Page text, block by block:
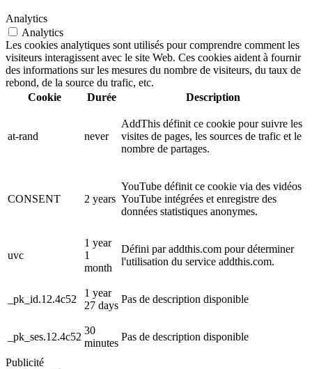
Analytics
Analytics
Les cookies analytiques sont utilisés pour comprendre comment les
visiteurs interagissent avec le site Web. Ces cookies aident à fournir
des informations sur les mesures du nombre de visiteurs, du taux de
rebond, de la source du trafic, etc.
Cookie
Durée Description
at-rand never
AddThis définit ce cookie pour suivre les
visites de pages, les sources de trafic et le
nombre de partages.
CONSENT 2 years
YouTube définit ce cookie via des vidéos
YouTube intégrées et enregistre des
données statistiques anonymes.
uvc
1 year
1
month
Défini par addthis.com pour déterminer
l'utilisation du service addthis.com.
_pk_id.12.4c52
1 year
27 days
Pas de description disponible
_pk_ses.12.4c52
30
minutes
Pas de description disponible
Publicité